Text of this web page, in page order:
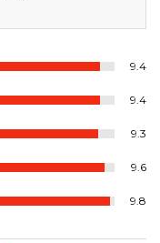
9.4
9.4
9.3
9.6
9.8